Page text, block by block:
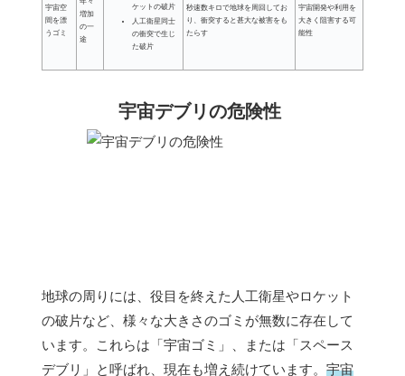
宇宙空
間を漂
うゴミ
増加
の一
途
ケットの破片
人工衛星同士
の衝突で生じ
た破片
秒速数キロで地球を周回してお
り、衝突すると甚大な被害をも
たらす
宇宙開発や利用を
大きく阻害する可
能性
宇宙デブリの危険性
地球の周りには、役目を終えた人工衛星やロケット
の破片など、様々な大きさのゴミが無数に存在して
います。これらは「宇宙ゴミ」、または「スペース
デブリ」と呼ばれ、現在も増え続けています。 宇宙